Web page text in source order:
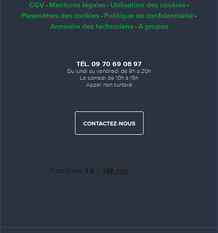
CGV - Mentions légales - Utilisation des cookies -
Paramètres des cookies - Politique de confidentialité -
Annuaire des techniciens- A propos
TÉL. 09 70 69 08 97
Du lundi au vendredi de 8h à 20h
Le samedi de 10h à 15h
Appel non surtaxé
CONTACTEZ-NOUS